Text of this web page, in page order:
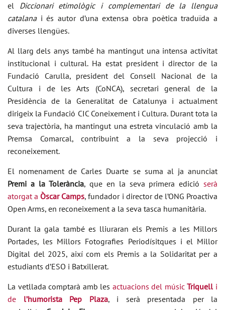
el Diccionari etimològic i complementari de la llengua
catalanai és autor d’una extensa obra poètica traduïda a
diverses llengües.
Al llarg dels anys també ha mantingut una intensa activitat
institucional i cultural. Ha estat president i director de la
Fundació Carulla, president del Consell Nacional de la
Cultura i de les Arts (CoNCA), secretari general de la
Presidència de la Generalitat de Catalunya i actualment
dirigeix la Fundació CIC Coneixement i Cultura. Durant tota la
seva trajectòria, ha mantingut una estreta vinculació amb la
Premsa Comarcal, contribuint a la seva projecció i
reconeixement.
El nomenament de Carles Duarte se suma al ja anunciat
Premi a la Tolerància, que en la seva primera edicióserà
atorgat a Òscar Camps, fundador i director de l’ONG Proactiva
Open Arms, en reconeixement a la seva tasca humanitària.
Durant la gala també es lliuraran els Premis a les Millors
Portades, les Millors Fotografies Periodísitques i el Millor
Digital del 2025, així com els Premis a la Solidaritat per a
estudiants d’ESO i Batxillerat.
La vetllada comptarà amb les actuacions del músicTriquelli
de l’humorista Pep Plaza, i serà presentada per la